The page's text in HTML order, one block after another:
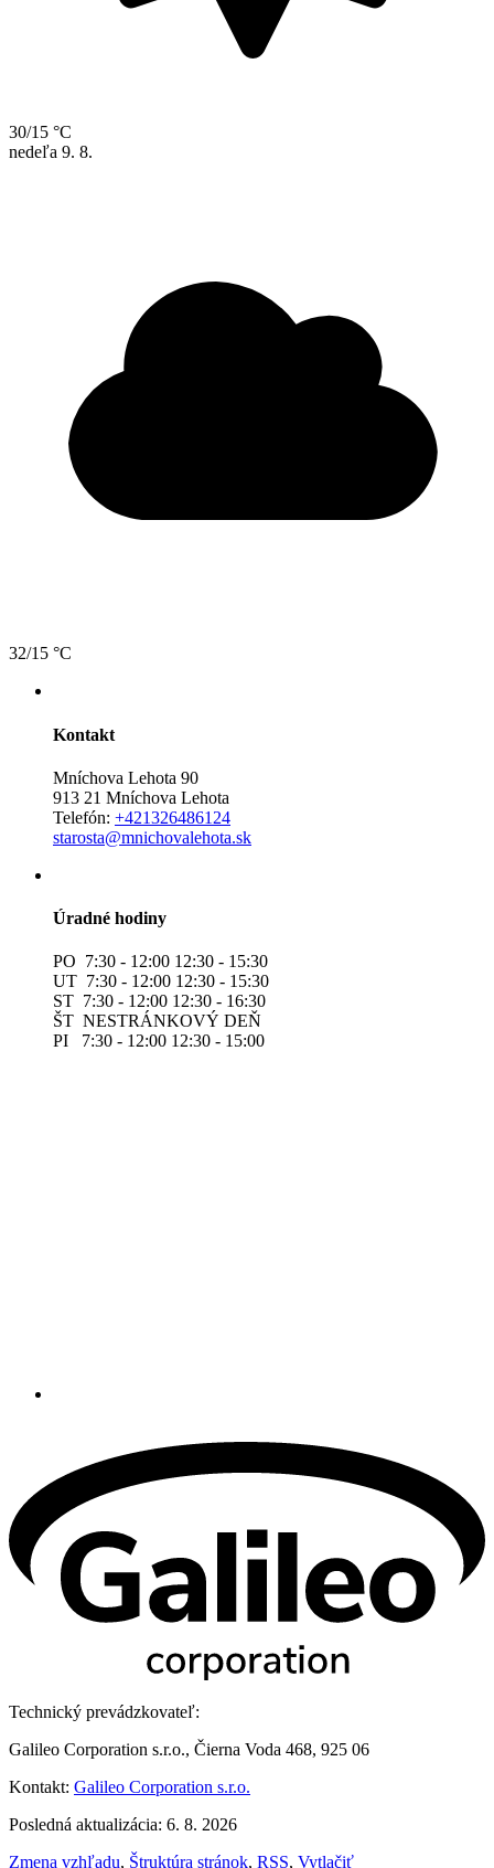
30/15 °C
nedeľa 9. 8.
32/15 °C
Kontakt
Mníchova Lehota 90
913 21 Mníchova Lehota
Telefón: +421326486124
starosta@mnichovalehota.sk
Úradné hodiny
PO 7:30 - 12:00 12:30 - 15:30
UT 7:30 - 12:00 12:30 - 15:30
ST 7:30 - 12:00 12:30 - 16:30
ŠT NESTRÁNKOVÝ DEŇ
PI 7:30 - 12:00 12:30 - 15:00
Technický prevádzkovateľ:
Galileo Corporation s.r.o., Čierna Voda 468, 925 06
Kontakt: Galileo Corporation s.r.o.
Posledná aktualizácia: 6. 8. 2026
Zmena vzhľadu, Štruktúra stránok, RSS, Vytlačiť